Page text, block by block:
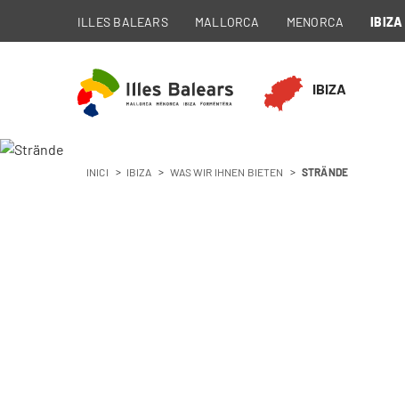
ILLES BALEARS MALLORCA MENORCA IBIZA
IBIZA
INICI IBIZA WAS WIR IHNEN BIETEN STRÄNDE